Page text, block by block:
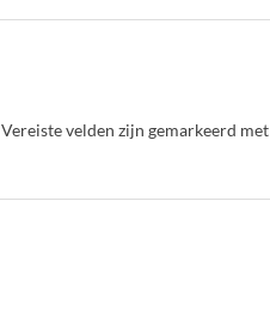
Vereiste velden zijn gemarkeerd met